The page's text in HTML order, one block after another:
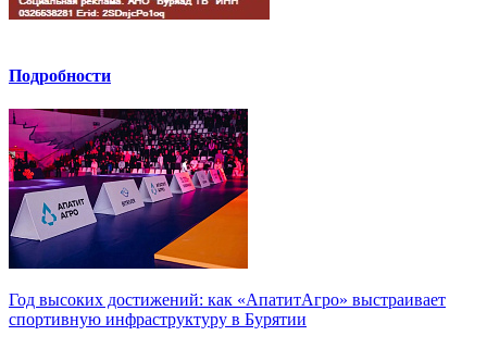
Подробности
Год высоких достижений: как «АпатитАгро» выстраивает
спортивную инфраструктуру в Бурятии